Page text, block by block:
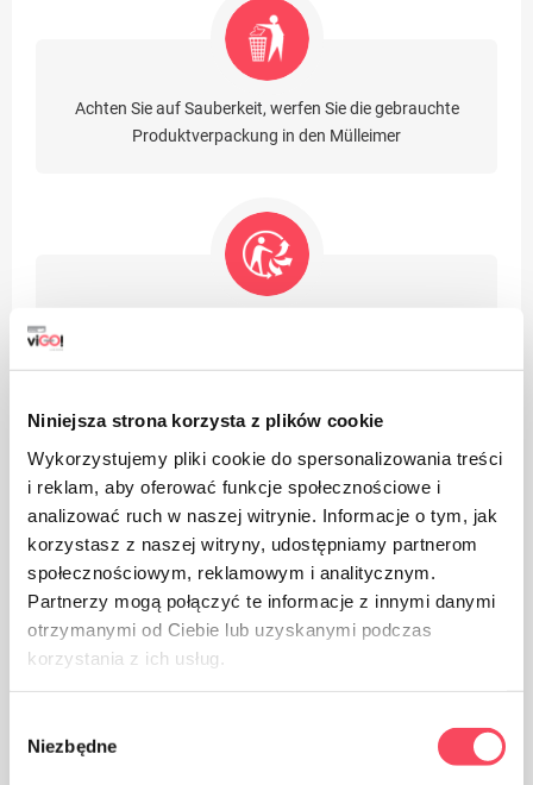
Niniejsza strona korzysta z plików cookie
Wykorzystujemy pliki cookie do spersonalizowania treści
i reklam, aby oferować funkcje społecznościowe i
analizować ruch w naszej witrynie. Informacje o tym, jak
korzystasz z naszej witryny, udostępniamy partnerom
społecznościowym, reklamowym i analitycznym.
Partnerzy mogą połączyć te informacje z innymi danymi
otrzymanymi od Ciebie lub uzyskanymi podczas
korzystania z ich usług.
zgody
Niezbędne
Achten Sie auf Sauberkeit, werfen Sie die gebrauchte
Produktverpackung in den Mülleimer
Darf nicht in die Hände von Kindern gelangen
Certificates